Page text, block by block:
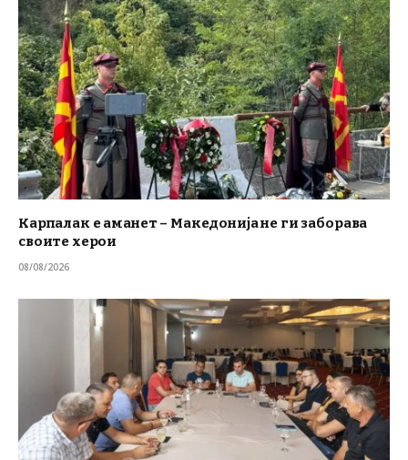
Карпалак е аманет – Македонија не ги заборава
своите херои
08/08/2026